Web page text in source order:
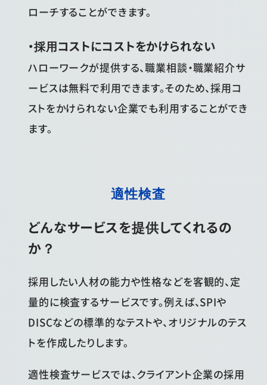
ローチすることができます。
・採用コストにコストをかけられない
ハローワークが提供する、職業相談・職業紹介サ
ービスは無料で利用できます。そのため、採用コ
ストをかけられない企業でも利用することができ
ます。
適性検査
どんなサービスを提供してくれるの
か？
採用したい人材の能力や性格などを客観的、定
量的に検査するサービスです。例えば、SPIや
DISCなどの標準的なテストや、オリジナルのテス
トを作成したりします。
適性検査サービスでは、クライアント企業の採用